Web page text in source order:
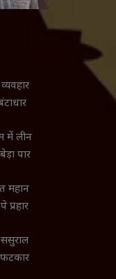
में लीन
पार
महान